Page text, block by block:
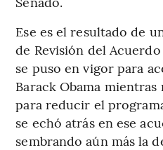
Ese es el resultado de
de Revisión del
se puso en vigor para
Barack Obama
para reducir el
se echó atrás en ese
sembrando aún más la